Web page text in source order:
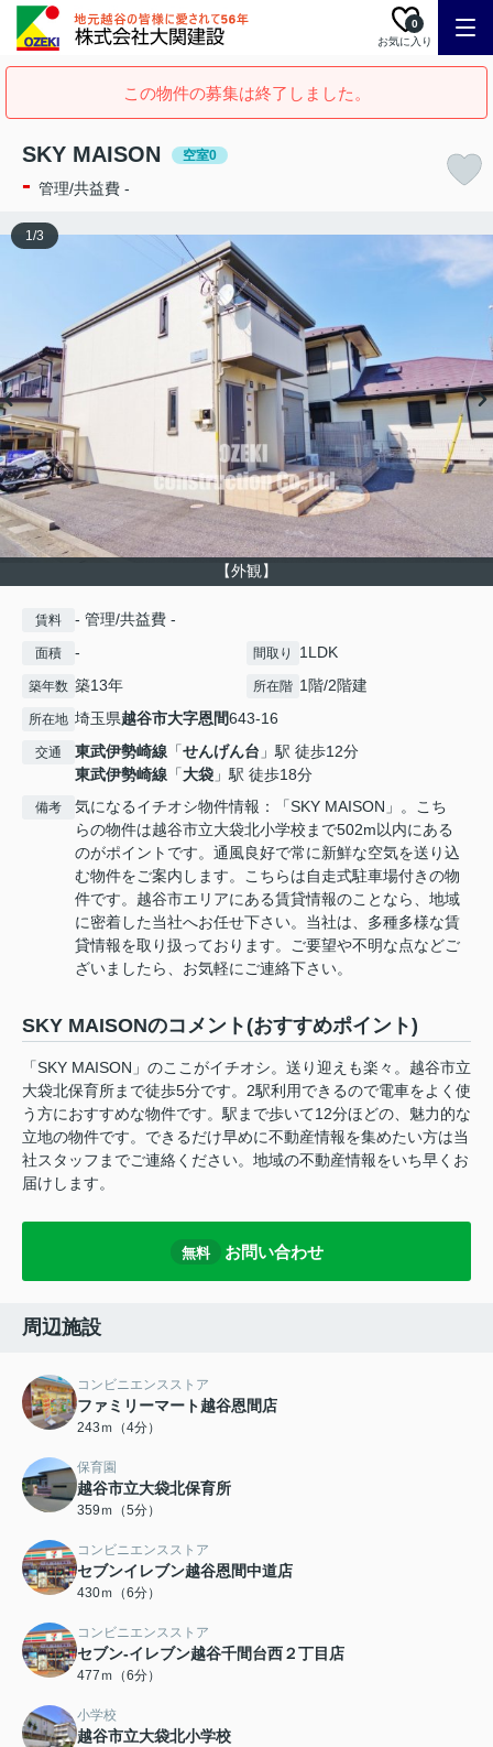
お気に入り
0
この物件の募集は終了しました。
SKY MAISON 空室0
- 管理/共益費 -
【外観】
1/3
賃料 - 管理/共益費 -
面積 - 間取り 1LDK
築年数 築13年 所在階 1階/2階建
所在地 埼玉県越谷市大字恩間643-16
交通 東武伊勢崎線 「せんげん台 」駅 徒歩12分
東武伊勢崎線 「大袋 」駅 徒歩18分
備考
気になるイチオシ物件情報：「SKY MAISON」。こち
らの物件は越谷市立大袋北小学校まで502m以内にある
のがポイントです。通風良好で常に新鮮な空気を送り込
む物件をご案内します。こちらは自走式駐車場付きの物
件です。越谷市エリアにある賃貸情報のことなら、地域
に密着した当社へお任せ下さい。当社は、多種多様な賃
貸情報を取り扱っております。ご要望や不明な点などご
ざいましたら、お気軽にご連絡下さい。
SKY MAISONのコメント(おすすめポイント)
「SKY MAISON」のここがイチオシ。送り迎えも楽々。越谷市立
大袋北保育所まで徒歩5分です。2駅利用できるので電車をよく使
う方におすすめな物件です。駅まで歩いて12分ほどの、魅力的な
立地の物件です。できるだけ早めに不動産情報を集めたい方は当
社スタッフまでご連絡ください。地域の不動産情報をいち早くお
届けします。
無料 お問い合わせ
周辺施設
コンビニエンスストア
ファミリーマート越谷恩間店
243ｍ（4分）
保育園
越谷市立大袋北保育所
359ｍ（5分）
コンビニエンスストア
セブンイレブン越谷恩間中道店
430ｍ（6分）
コンビニエンスストア
セブン-イレブン越谷千間台西２丁目店
477ｍ（6分）
小学校
越谷市立大袋北小学校